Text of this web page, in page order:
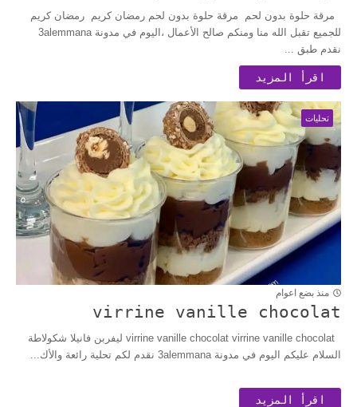
مرقة حلوة بدون لحم مرقة حلوة بدون لحم رمضان كريم رمضان كريم
للجميع تقبل الله منا ومنكم صالح الأعمال ،اليوم في مدونة 3alemmana
نقدم طبق ...
اقرأ المزيد
تحليات
منذ بضع اعوام
virrine vanille chocolat
virrine vanille chocolat virrine vanille chocolat ليفربن فانيلا شكولاطة
السلام عليكم اليوم في مدونة 3alemmana نقدم لكم تحلية رائعة والأك...
اقرأ المزيد